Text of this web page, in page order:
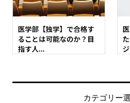
医学部【独学】で合格す
ることは可能なのか？目
指す人...
カテゴリー